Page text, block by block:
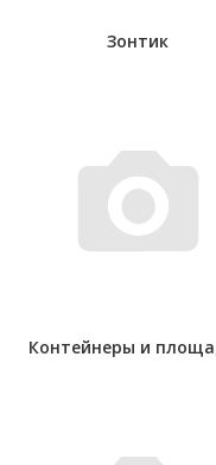
Зонтик
Контейнеры и